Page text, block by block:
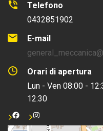
Telefono
0432851902
E-mail
Orari di apertura
Lun - Ven 08:00 -
12:30